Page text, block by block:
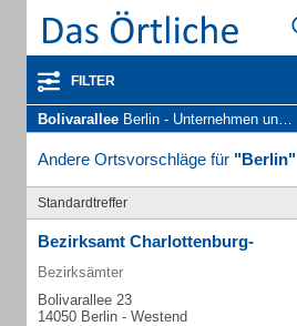
FILTER
Bolivarallee Berlin - Unternehmen und Personen
Andere Ortsvorschläge für "Berlin"
Standardtreffer
Bezirksamt Charlottenburg-
Bezirksämter
Bolivarallee 23
14050 Berlin - Westend